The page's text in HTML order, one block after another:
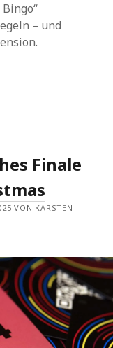
– und
Finale
VON KARSTEN